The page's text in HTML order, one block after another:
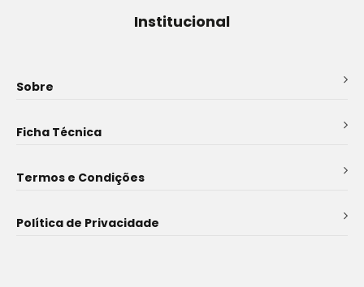
Institucional
Sobre
Ficha Técnica
Termos e Condições
Política de Privacidade